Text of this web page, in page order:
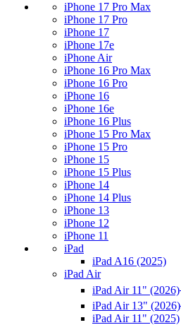
iPhone 17 Pro Max
iPhone 17 Pro
iPhone 17
iPhone 17e
iPhone Air
iPhone 16 Pro Max
iPhone 16 Pro
iPhone 16
iPhone 16e
iPhone 16 Plus
iPhone 15 Pro Max
iPhone 15 Pro
iPhone 15
iPhone 15 Plus
iPhone 14
iPhone 14 Plus
iPhone 13
iPhone 12
iPhone 11
iPad
iPad A16 (2025)
iPad Air
iPad Air 11" (2026)
iPad Air 13" (2026)
iPad Air 11" (2025)